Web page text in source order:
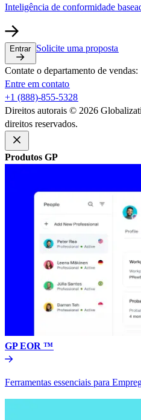
Inteligência de conformidade
Entrar​​ Solicite uma proposta​​
Contate o departamento de vendas:​​
Entre em contato​​
+1 (888)-855-5328​​
Direitos autorais © 2026
direitos reservados.​​
Produtos GP​​
GP EOR ™​​
Ferramentas essenciais para